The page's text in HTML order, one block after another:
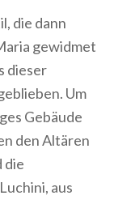
die dann
gewidmet
dieser
Um
Gebäude
den Altären
die
aus